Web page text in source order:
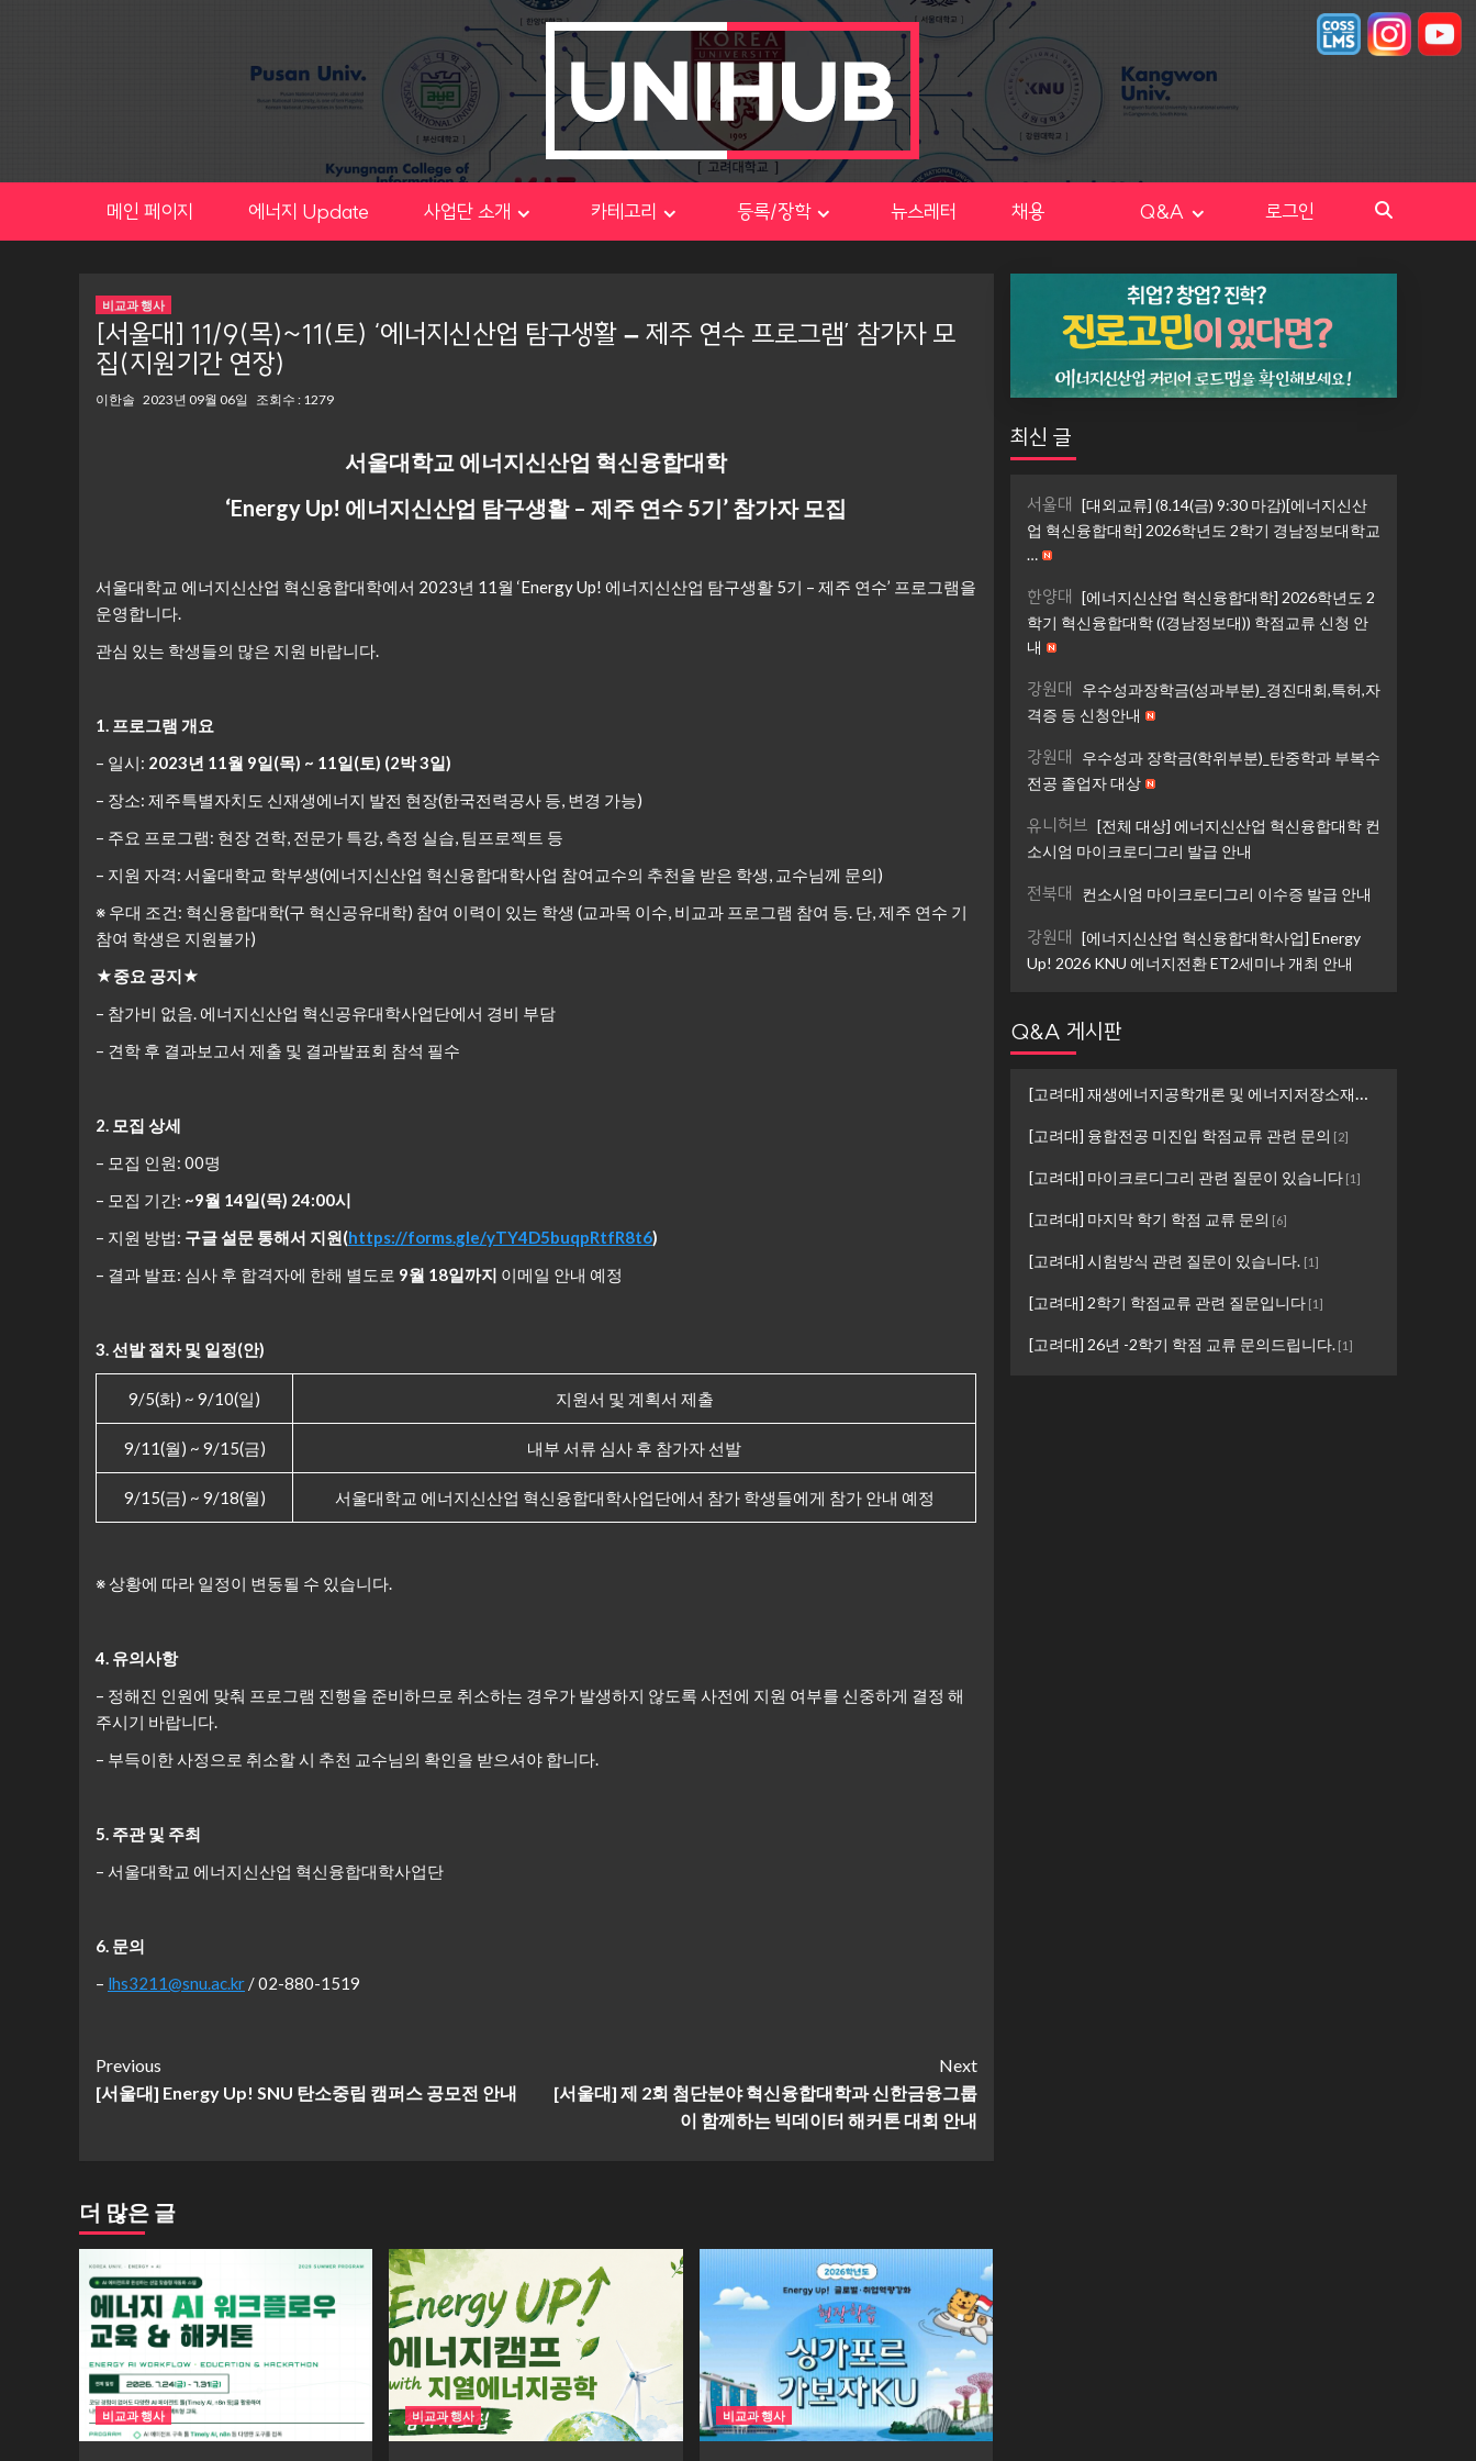
메인 페이지 에너지 Update 사업단 소개 카테고리 등록/장학 뉴스레터 채용 Q&A 로그인
비교과 행사
[서울대] 11/9(목)~11(토) ‘에너지신산업 탐구생활 – 제주 연수 프로그램’ 참가자 모
집(지원기간 연장)
이한솔 2023년 09월 06일 조회수 : 1279
서울대학교 에너지신산업 혁신융합대학
‘Energy Up! 에너지신산업 탐구생활 –제주 연수 5기’ 참가자 모집
서울대학교 에너지신산업 혁신융합대학에서 2023년 11월 ‘Energy Up! 에너지신산업 탐구생활 5기 – 제주 연수’ 프로그램을
운영합니다.
관심 있는 학생들의 많은 지원 바랍니다.
1. 프로그램 개요
– 일시: 2023년 11월 9일(목) ~ 11일(토) (2박 3일)
– 장소: 제주특별자치도 신재생에너지 발전 현장(한국전력공사 등, 변경 가능)
– 주요 프로그램: 현장 견학, 전문가 특강, 측정 실습, 팀프로젝트 등
– 지원 자격: 서울대학교 학부생(에너지신산업 혁신융합대학사업 참여교수의 추천을 받은 학생, 교수님께 문의)
※ 우대 조건: 혁신융합대학(구 혁신공유대학) 참여 이력이 있는 학생 (교과목 이수, 비교과 프로그램 참여 등. 단, 제주 연수 기
참여 학생은 지원불가)
★중요 공지★
– 참가비 없음. 에너지신산업 혁신공유대학사업단에서 경비 부담
– 견학 후 결과보고서 제출 및 결과발표회 참석 필수
2. 모집 상세
– 모집 인원: 00명
– 모집 기간: ~9월 14일(목) 24:00시
– 지원 방법: 구글 설문 통해서 지원(https://forms.gle/yTY4D5buqpRtfR8t6)
– 결과 발표: 심사 후 합격자에 한해 별도로 9월 18일까지 이메일 안내 예정
3. 선발 절차 및 일정(안)
9/5(화) ~ 9/10(일) 지원서 및 계획서 제출
9/11(월) ~ 9/15(금) 내부 서류 심사 후 참가자 선발
9/15(금) ~ 9/18(월) 서울대학교 에너지신산업 혁신융합대학사업단에서 참가 학생들에게 참가 안내 예정
※ 상황에 따라 일정이 변동될 수 있습니다.
4. 유의사항
– 정해진 인원에 맞춰 프로그램 진행을 준비하므로 취소하는 경우가 발생하지 않도록 사전에 지원 여부를 신중하게 결정 해
주시기 바랍니다.
– 부득이한 사정으로 취소할 시 추천 교수님의 확인을 받으셔야 합니다.
5. 주관 및 주최
– 서울대학교 에너지신산업 혁신융합대학사업단
6. 문의
– lhs3211@snu.ac.kr / 02-880-1519
Continue
Reading
Previous
[서울대] Energy Up! SNU 탄소중립 캠퍼스 공모전 안내
Next
[서울대] 제 2회 첨단분야 혁신융합대학과 신한금융그룹
이 함께하는 빅데이터 해커톤 대회 안내
더 많은 글
비교과 행사 비교과 행사 비교과 행사
최신 글
서울대
[대외교류] (8.14(금) 9:30 마감)[에너지신산
업 혁신융합대학] 2026학년도 2학기 경남정보대학교
…
한양대
[에너지신산업 혁신융합대학] 2026학년도 2
학기 혁신융합대학 ((경남정보대)) 학점교류 신청 안
내
강원대
우수성과장학금(성과부분)_경진대회,특허,자
격증 등 신청안내
강원대
우수성과 장학금(학위부분)_탄중학과 부복수
전공 졸업자 대상
유니허브 [전체 대상] 에너지신산업 혁신융합대학 컨
소시엄 마이크로디그리 발급 안내
전북대 컨소시엄 마이크로디그리 이수증 발급 안내
강원대
[에너지신산업 혁신융합대학사업] Energy
Up! 2026 KNU 에너지전환 ET2세미나 개최 안내
Q&A 게시판
[고려대] 재생에너지공학개론 및 에너지저장소재설계 ...
[고려대] 융합전공 미진입 학점교류 관련 문의 [2]
[고려대] 마이크로디그리 관련 질문이 있습니다[1]
[고려대] 마지막 학기 학점 교류 문의 [6]
[고려대] 시험방식 관련 질문이 있습니다. [1]
[고려대] 2학기 학점교류 관련 질문입니다[1]
[고려대] 26년 -2학기 학점 교류 문의드립니다.[1]